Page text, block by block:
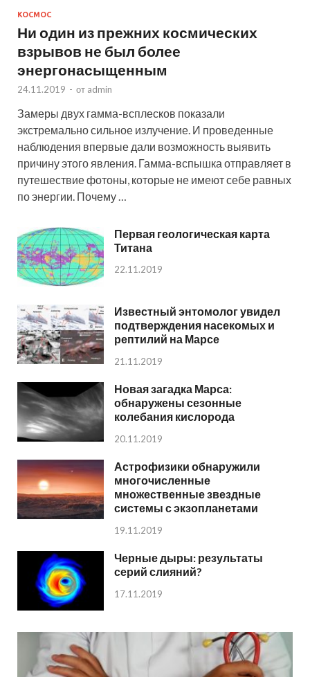
КОСМОС
Ни один из прежних космических
взрывов не был более
энергонасыщенным
24.11.2019 - от admin
Замеры двух гамма-всплесков показали
экстремально сильное излучение. И проведенные
наблюдения впервые дали возможность выявить
причину этого явления. Гамма-вспышка отправляет в
путешествие фотоны, которые не имеют себе равных
по энергии. Почему …
Первая геологическая карта
Титана
22.11.2019
Известный энтомолог увидел
подтверждения насекомых и
рептилий на Марсе
21.11.2019
Новая загадка Марса:
обнаружены сезонные
колебания кислорода
20.11.2019
Астрофизики обнаружили
многочисленные
множественные звездные
системы с экзопланетами
19.11.2019
Черные дыры: результаты
серий слияний?
17.11.2019